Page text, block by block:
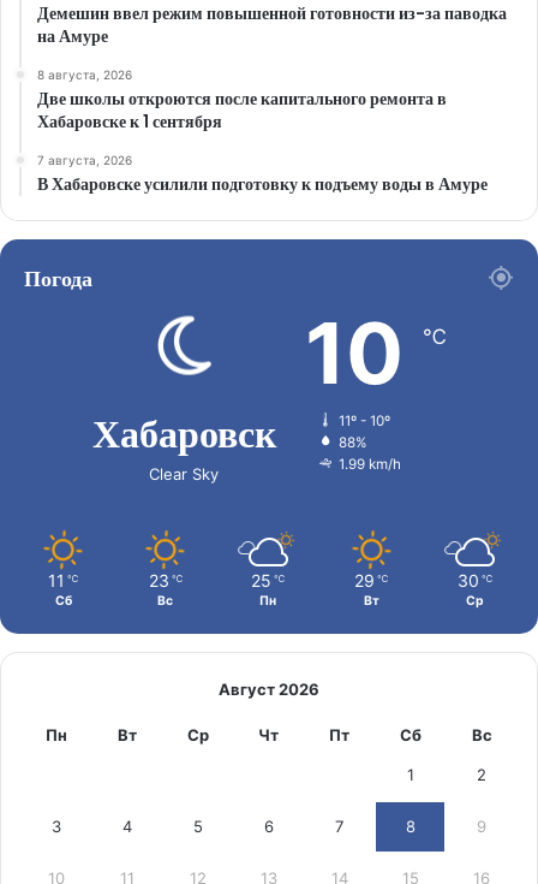
Демешин ввел режим повышенной готовности из-за паводка
на Амуре
8 августа, 2026
Две школы откроются после капитального ремонта в
Хабаровске к 1 сентября
7 августа, 2026
В Хабаровске усилили подготовку к подъему воды в Амуре
Погода
Хабаровск
Clear Sky
10 ℃
11º - 10º
88%
1.99 km/h
11 ℃
Сб
23 ℃
Вс
25 ℃
Пн
29 ℃
Вт
30 ℃
Ср
Август 2026
Пн Вт Ср Чт Пт Сб Вс
1 2
3 4 5 6 7 8 9
10 11 12 13 14 15 16